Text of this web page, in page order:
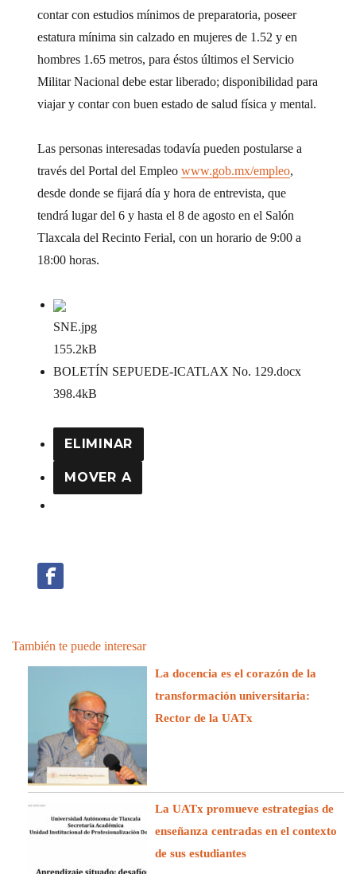
contar con estudios mínimos de preparatoria, poseer
estatura mínima sin calzado en mujeres de 1.52 y en
hombres 1.65 metros, para éstos últimos el Servicio
Militar Nacional debe estar liberado; disponibilidad para
viajar y contar con buen estado de salud física y mental.
Las personas interesadas todavía pueden postularse a
través del Portal del Empleowww.gob.mx/empleo,
desde donde se fijará día y hora de entrevista, que
tendrá lugar del 6 y hasta el 8 de agosto en el Salón
Tlaxcala del Recinto Ferial, con un horario de 9:00 a
18:00 horas.
SNE.jpg
155.2kB
BOLETÍN SEPUEDE-ICATLAX No. 129.docx
398.4kB
ELIMINAR
MOVER A
También te puede interesar
La docencia es el corazón de la
transformación universitaria:
Rector de la UATx
La UATx promueve estrategias de
enseñanza centradas en el contexto
de sus estudiantes